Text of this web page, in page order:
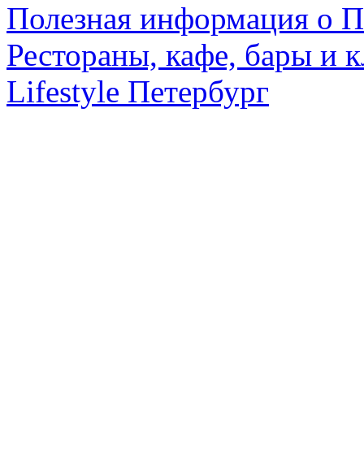
Полезная информация о
Рестораны, кафе, бары и
Lifestyle Петербург